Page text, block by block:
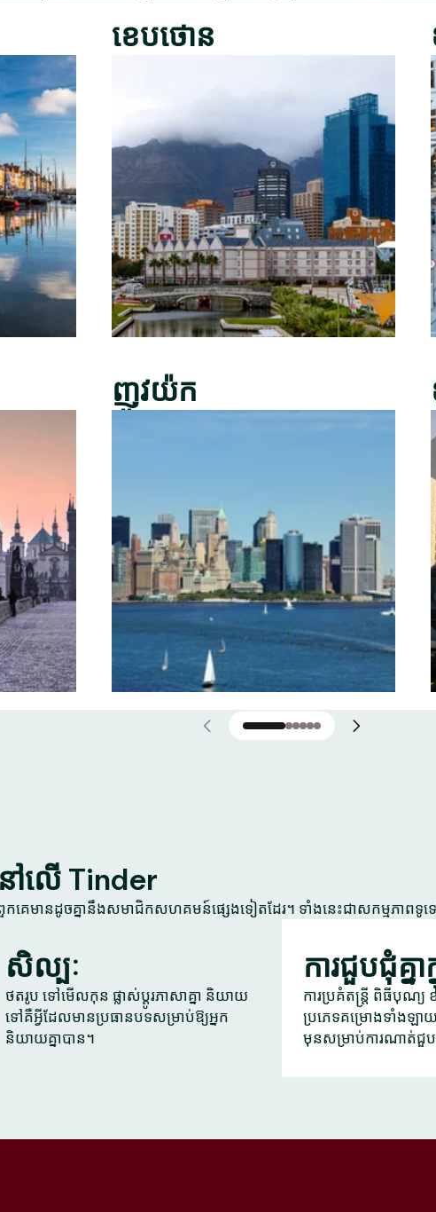
ខេបថោន
ញូវយ៉ក
លើ Tinder
មានដូចគ្នានឹងសមាជិកសហគមន៍ផ្សេងទៀតដែរ។ ទាំងនេះជាសកម្មភាពទូ
សិល្បៈ
ថតរូប ទៅមើលកុន ផ្លាស់ប្តូរភាសាគ្នា និយាយ
ទៅគឺអ្វីដែលមានប្រធានបទសម្រាប់ឱ្យអ្នក
និយាយគ្នាបាន។
ការជួបជុំគ្ន
ការប្រគំតន្ត្រី ពិធីបុណ្យ
ប្រភេទគម្រោងទាំងឡា
មុនសម្រាប់ការណាត់ជួបអ្